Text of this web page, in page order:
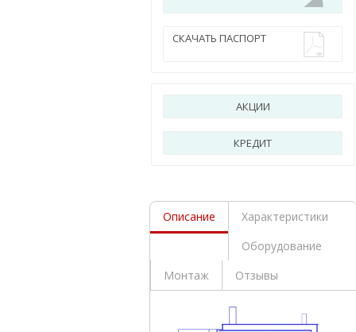
СКАЧАТЬ ПАСПОРТ
АКЦИИ
КРЕДИТ
Описание
Характеристики
Оборудование
Монтаж
Отзывы